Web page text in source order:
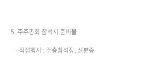
5. 주주총회 참석시 준비물
- 직접행사 : 주총참석장, 신분증